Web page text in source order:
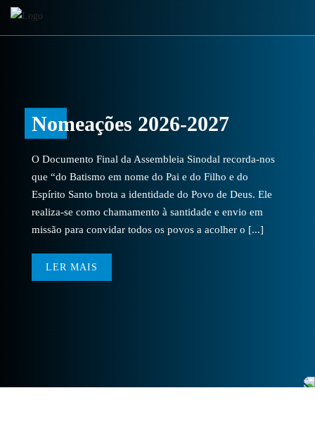
Nomeações 2026-2027
O Documento Final da Assembleia Sinodal recorda-nos
que “do Batismo em nome do Pai e do Filho e do
Espírito Santo brota a identidade do Povo de Deus. Ele
realiza-se como chamamento à santidade e envio em
missão para convidar todos os povos a acolher o [...]
LER MAIS